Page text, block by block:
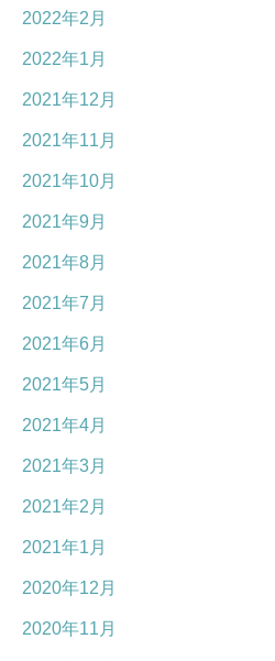
2022年2月
2022年1月
2021年12月
2021年11月
2021年10月
2021年9月
2021年8月
2021年7月
2021年6月
2021年5月
2021年4月
2021年3月
2021年2月
2021年1月
2020年12月
2020年11月